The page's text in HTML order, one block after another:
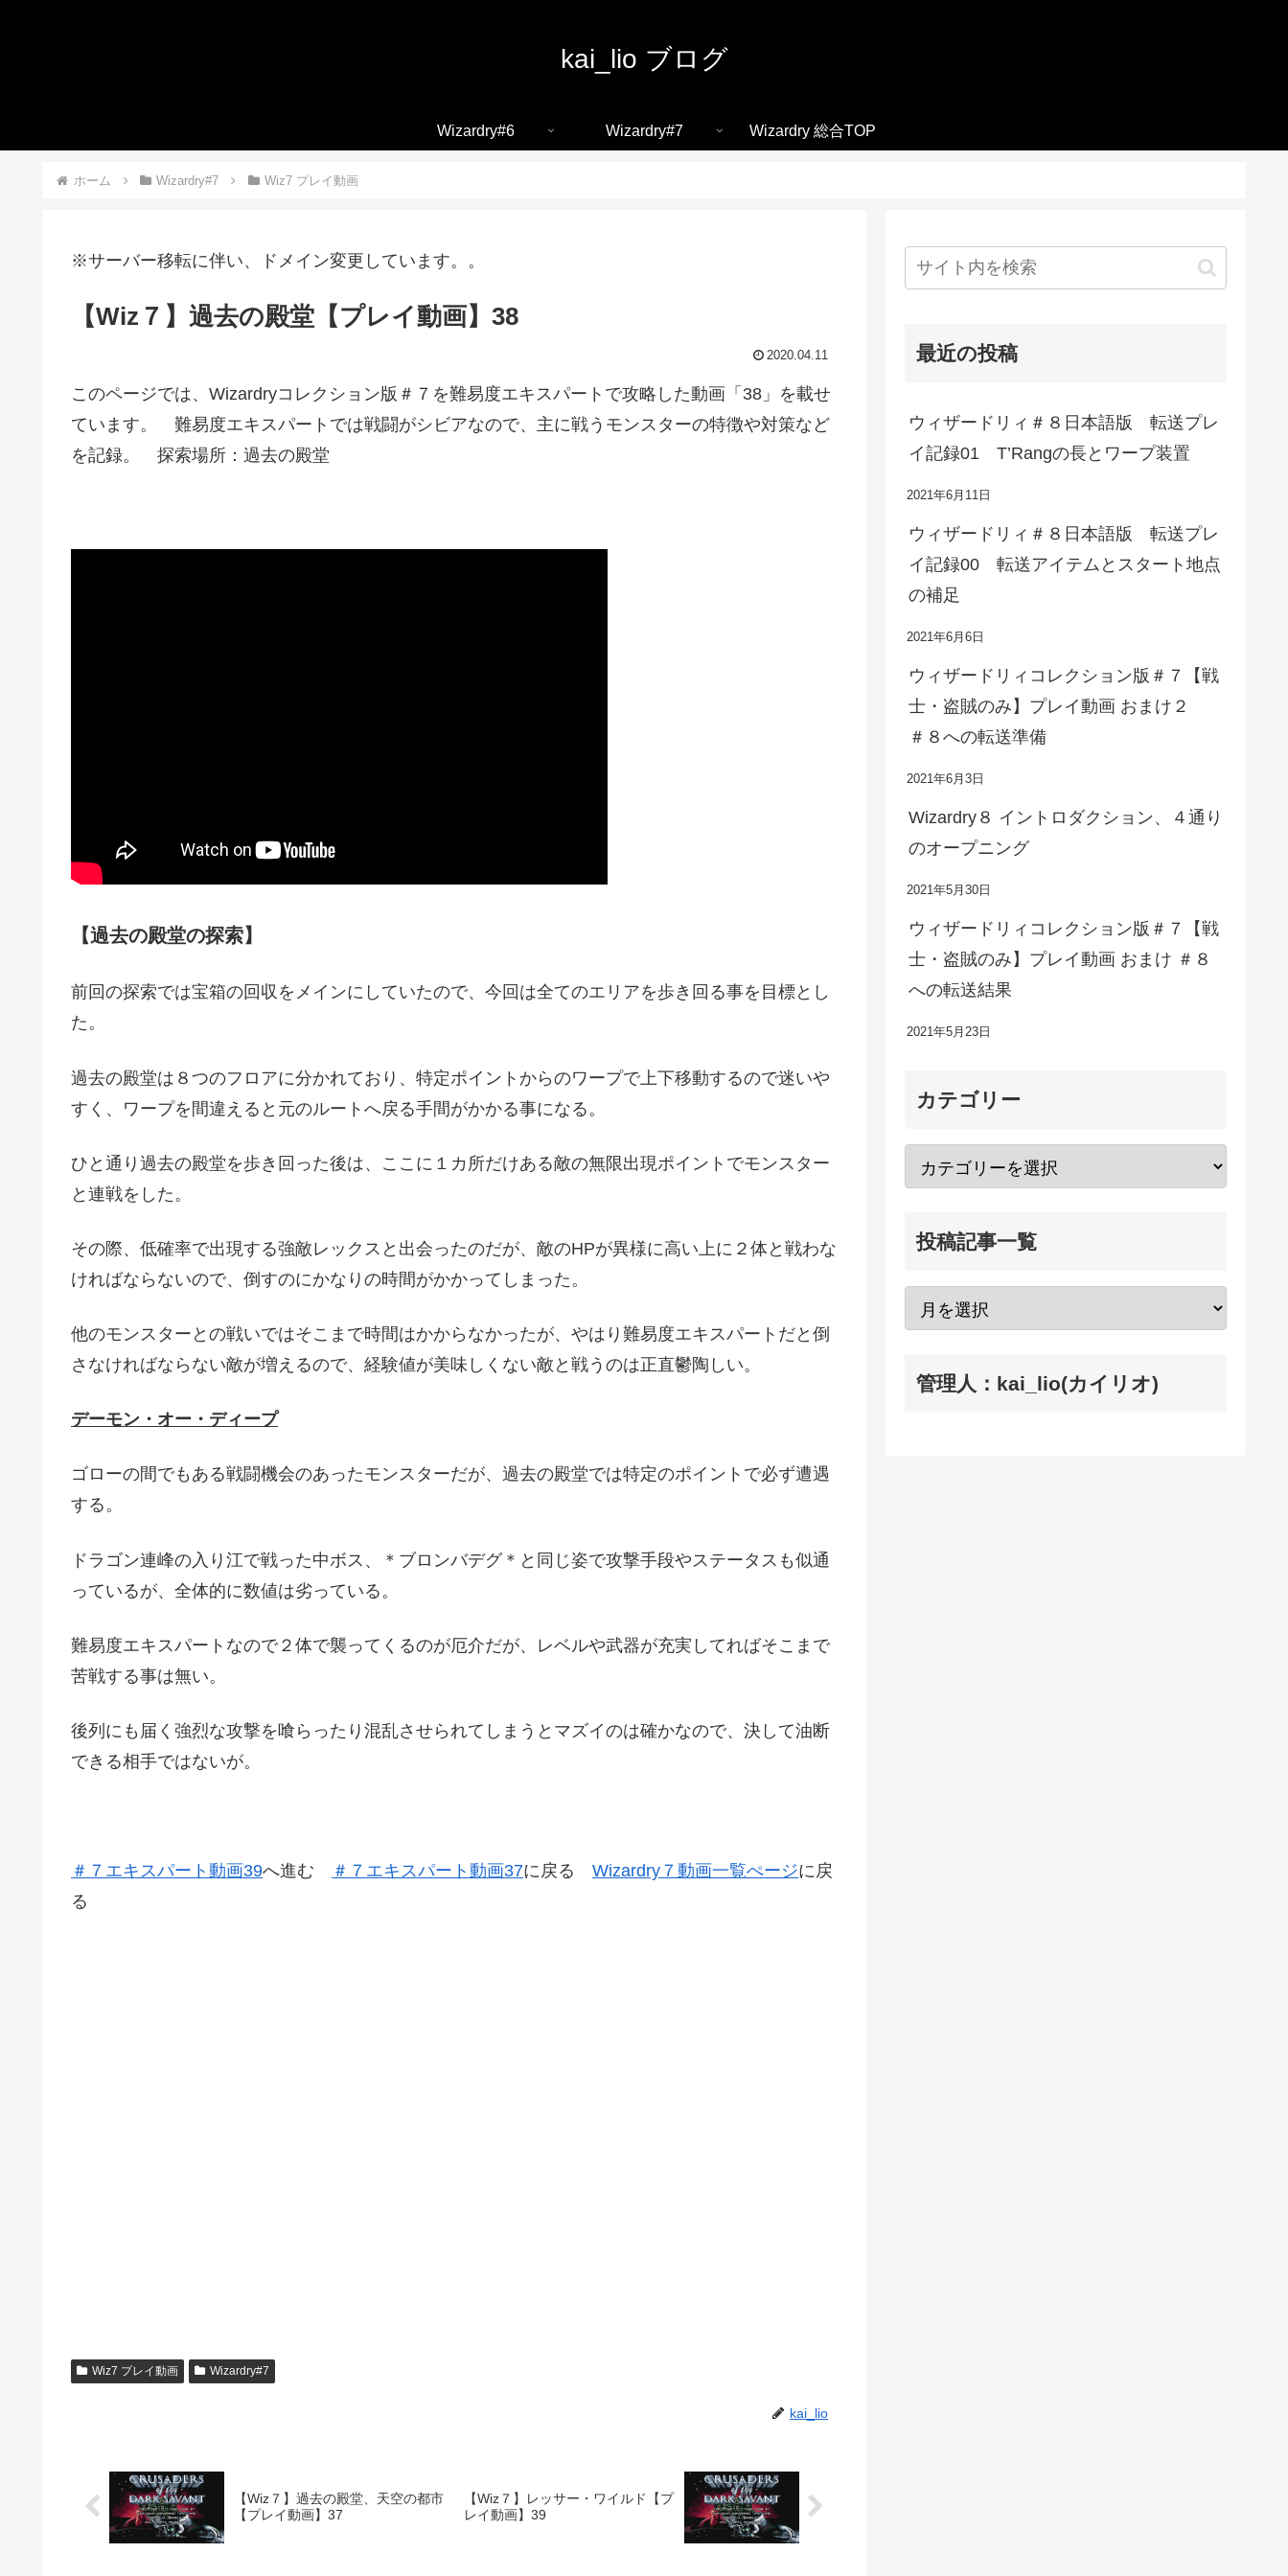
kai_lio ブログ
Wizardry#6 Wizardry#7 Wizardry 総合TOP
ホーム Wizardry#7 Wiz7 プレイ動画
※サーバー移転に伴い、ドメイン変更しています。。
【Wiz７】過去の殿堂【プレイ動画】38
2020.04.11
このページでは、Wizardryコレクション版＃７を難易度エキスパートで攻略した動画「38」を載せ
ています。 難易度エキスパートでは戦闘がシビアなので、主に戦うモンスターの特徴や対策など
を記録。 探索場所：過去の殿堂
【過去の殿堂の探索】
前回の探索では宝箱の回収をメインにしていたので、今回は全てのエリアを歩き回る事を目標とし
た。
過去の殿堂は８つのフロアに分かれており、特定ポイントからのワープで上下移動するので迷いや
すく、ワープを間違えると元のルートへ戻る手間がかかる事になる。
ひと通り過去の殿堂を歩き回った後は、ここに１カ所だけある敵の無限出現ポイントでモンスター
と連戦をした。
その際、低確率で出現する強敵レックスと出会ったのだが、敵のHPが異様に高い上に２体と戦わな
ければならないので、倒すのにかなりの時間がかかってしまった。
他のモンスターとの戦いではそこまで時間はかからなかったが、やはり難易度エキスパートだと倒
さなければならない敵が増えるので、経験値が美味しくない敵と戦うのは正直鬱陶しい。
デーモン・オー・ディープ
ゴローの間でもある戦闘機会のあったモンスターだが、過去の殿堂では特定のポイントで必ず遭遇
する。
ドラゴン連峰の入り江で戦った中ボス、＊ブロンバデグ＊と同じ姿で攻撃手段やステータスも似通
っているが、全体的に数値は劣っている。
難易度エキスパートなので２体で襲ってくるのが厄介だが、レベルや武器が充実してればそこまで
苦戦する事は無い。
後列にも届く強烈な攻撃を喰らったり混乱させられてしまうとマズイのは確かなので、決して油断
できる相手ではないが。
＃７エキスパート動画39へ進む ＃７エキスパート動画37に戻る Wizardry７動画一覧ぺージに戻
る
Wiz7 プレイ動画 Wizardry#7
kai_lio
【Wiz７】過去の殿堂、天空の都市
【プレイ動画】37
【Wiz７】レッサー・ワイルド【プ
レイ動画】39
最近の投稿
ウィザードリィ＃８日本語版 転送プレ
イ記録01 T’Rangの長とワープ装置
2021年6月11日
ウィザードリィ＃８日本語版 転送プレ
イ記録00 転送アイテムとスタート地点
の補足
2021年6月6日
ウィザードリィコレクション版＃７【戦
士・盗賊のみ】プレイ動画 おまけ２
＃８への転送準備
2021年6月3日
Wizardry８ イントロダクション、４通り
のオープニング
2021年5月30日
ウィザードリィコレクション版＃７【戦
士・盗賊のみ】プレイ動画 おまけ ＃８
への転送結果
2021年5月23日
カテゴリー
投稿記事一覧
管理人：kai_lio(カイリオ)